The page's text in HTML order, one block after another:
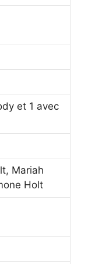
et 1 avec
Mariah
Holt